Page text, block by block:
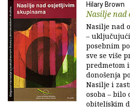
Hilary Brown
Nasilje
Nasilje nad
–
posebnim
sve se više
predmetom
donošenja
Nasilje i
osoba – bilo
obiteljskim